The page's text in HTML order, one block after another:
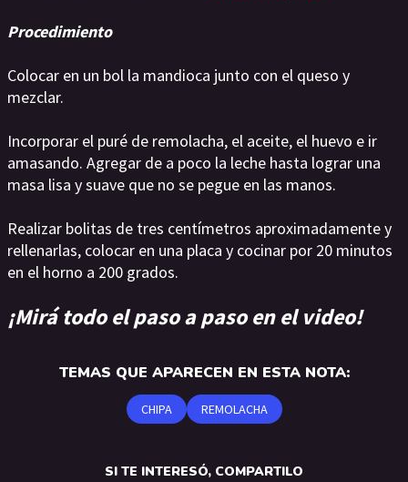
Procedimiento
Colocar en un bol la mandioca junto con el queso y
mezclar.
Incorporar el puré de remolacha, el aceite, el huevo e ir
amasando. Agregar de a poco la leche hasta lograr una
masa lisa y suave que no se pegue en las manos.
Realizar bolitas de tres centímetros aproximadamente y
rellenarlas, colocar en una placa y cocinar por 20 minutos
en el horno a 200 grados.
¡Mirá todo el paso a paso en el video!
TEMAS QUE APARECEN EN ESTA NOTA:
CHIPA REMOLACHA
SI TE INTERESÓ, COMPARTILO